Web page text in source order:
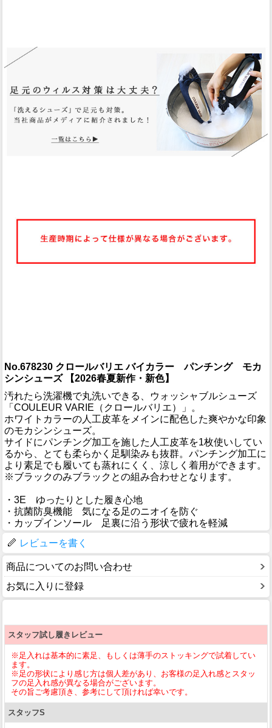
No.678230 クロールバリエ バイカラー パンチング モカ
シンシューズ 【2026春夏新作・新色】
汚れたら洗濯機で丸洗いできる、ウォッシャブルシューズ
「COULEUR VARIE（クロールバリエ）」。
ホワイトカラーの人工皮革をメインに配色した爽やかな印象
のモカシンシューズ。
サイドにパンチング加工を施した人工皮革を1枚使いしてい
るから、とても柔らかく足馴染みも抜群。パンチング加工に
より素足でも履いても蒸れにくく、涼しく着用ができます。
※ブラックのみブラックとの組み合わせとなります。
・3E ゆったりとした履き心地
・抗菌防臭機能 気になる足のニオイを防ぐ
・カップインソール 足裏に沿う形状で疲れを軽減
レビューを書く
商品についてのお問い合わせ
お気に入りに登録
スタッフ試し履きレビュー
※足入れは基本的に素足、もしくは薄手のストッキングで試着してい
ます。
※足の形状により感じ方は個人差があり、お客様の足入れ感とスタッ
フの足入れ感が異なる場合がございます。
その旨ご考慮頂き、参考にして頂ければ幸いです。
スタッフS